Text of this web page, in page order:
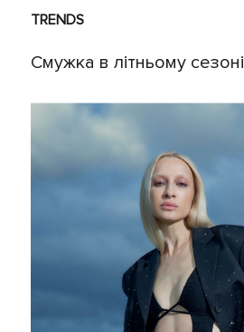
TRENDS
Смужка в літньому сезоні